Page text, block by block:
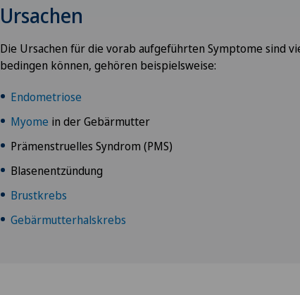
Ursachen
Die Ursachen für die vorab aufgeführten Symptome sind
bedingen können, gehören beispielsweise:
Endometriose
Myome in der Gebärmutter
Prämenstruelles Syndrom (PMS)
Blasenentzündung
Brustkrebs
Gebärmutterhalskrebs